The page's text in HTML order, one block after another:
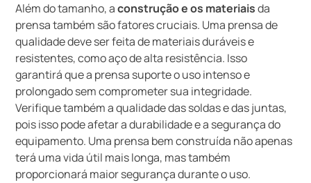
Além do tamanho, aconstrução e os materiaisda
prensa também são fatores cruciais. Uma prensa de
qualidade deve ser feita de materiais duráveis e
resistentes, como aço de alta resistência. Isso
garantirá que a prensa suporte o uso intenso e
prolongado sem comprometer sua integridade.
Verifique também a qualidade das soldas e das juntas,
pois isso pode afetar a durabilidade e a segurança do
equipamento. Uma prensa bem construída não apenas
terá uma vida útil mais longa, mas também
proporcionará maior segurança durante o uso.